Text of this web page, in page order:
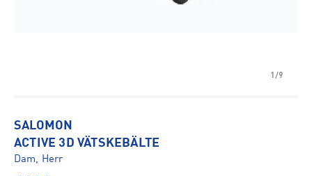
1/9
SALOMON
ACTIVE 3D VÄTSKEBÄLTE
Dam, Herr